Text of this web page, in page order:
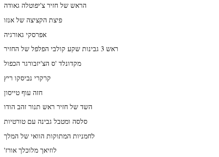
הראש של חזיר צ'יפוטלה גאודה
פיצת הקציצה של אנזו
אפרסקי גאורגיה
ראש 3 גבינות שקע קולבי הפלפל של החזיר
מקדונלד 'ס הצ'יזבורגר הכפול
קרקרי נביסקו ריץ
חזה עוף טייסון
השד של חזיר ראש תנור זהב הודו
סלסה ומטבל גבינה עם טורטיות
לחמניות המתוקות הוואי של המלך
'לוזיאך מלוכלך אורז